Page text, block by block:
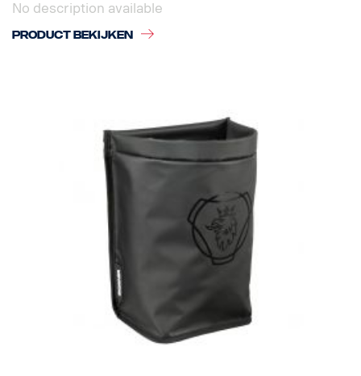
No description available
PRODUCT BEKIJKEN